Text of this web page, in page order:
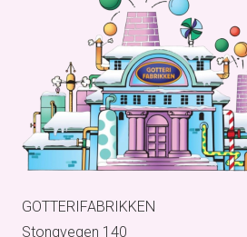
GOTTERIFABRIKKEN
Stongvegen 140